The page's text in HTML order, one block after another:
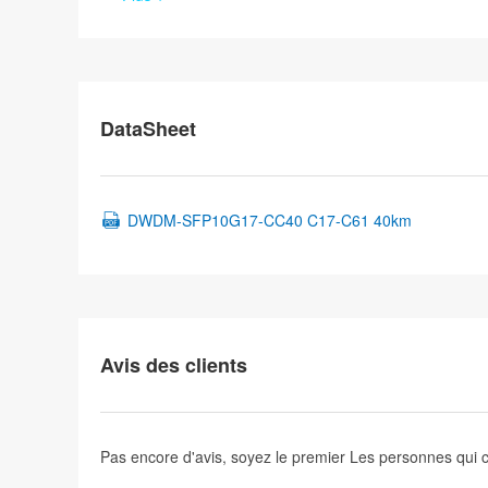
DataSheet
DWDM-SFP10G17-CC40 C17-C61 40km
Avis des clients
Pas encore d'avis, soyez le premier Les personnes qui